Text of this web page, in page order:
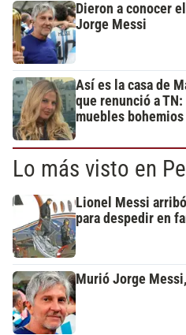
Dieron a conocer
Jorge Messi
Así es la casa de
que renunció a
muebles
Lo más visto en
Lionel Messi
para despedir en
Murió Jorge